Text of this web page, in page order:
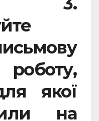
якої
на